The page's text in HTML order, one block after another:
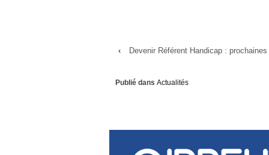
‹ Devenir Référent Handicap :
Publié dans Actualités